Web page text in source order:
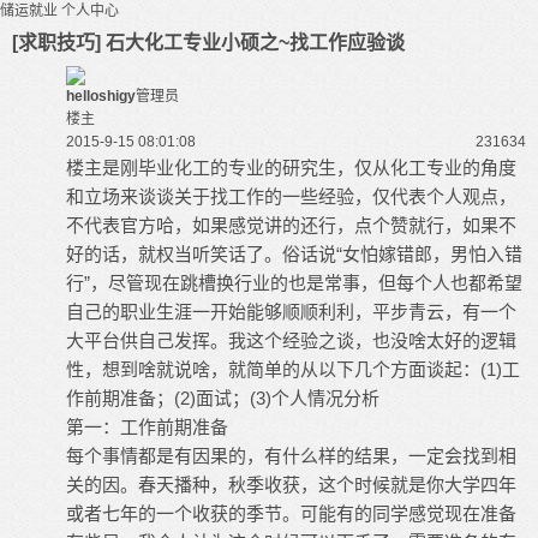
储运就业 个人中心
[求职技巧] 石大化工专业小硕之~找工作应验谈
helloshigy管理员
楼主
2015-9-15 08:01:08
231634
楼主是刚毕业化工的专业的研究生，仅从化工专业的角度
和立场来谈谈关于找工作的一些经验，仅代表个人观点，
不代表官方哈，如果感觉讲的还行，点个赞就行，如果不
好的话，就权当听笑话了。俗话说“女怕嫁错郎，男怕入错
行”，尽管现在跳槽换行业的也是常事，但每个人也都希望
自己的职业生涯一开始能够顺顺利利，平步青云，有一个
大平台供自己发挥。我这个经验之谈，也没啥太好的逻辑
性，想到啥就说啥，就简单的从以下几个方面谈起：(1)工
作前期准备；(2)面试；(3)个人情况分析
第一：工作前期准备
每个事情都是有因果的，有什么样的结果，一定会找到相
关的因。春天播种，秋季收获，这个时候就是你大学四年
或者七年的一个收获的季节。可能有的同学感觉现在准备